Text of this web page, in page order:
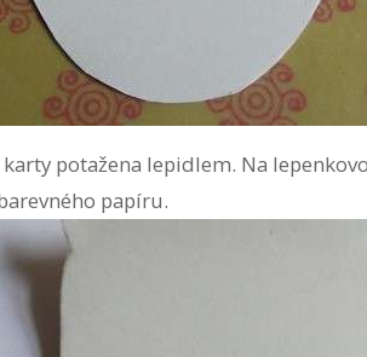
potažena lepidlem. Na
papíru.